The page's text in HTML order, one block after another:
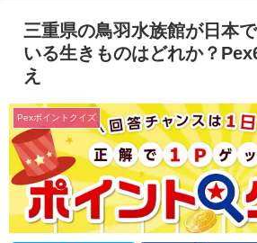
三重県の鳥羽水族館が日本
いる生きものはどれか？
え
Pexポイントクイズ